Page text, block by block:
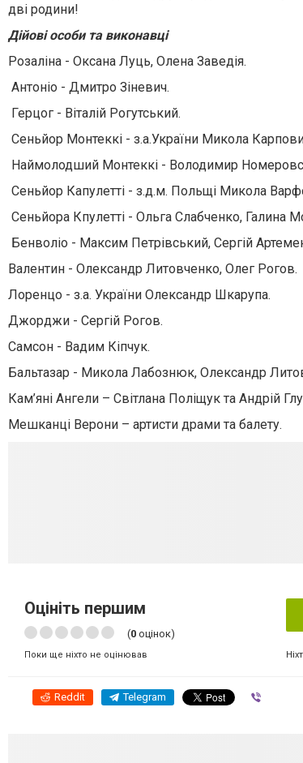
дві родини!
Дійові особи та виконавці
Розаліна - Оксана Луць, Олена Заведія.
Антоніо - Дмитро Зіневич.
Герцог - Віталій Рогутський.
Сеньйор Монтеккі - з.а.України Микола
Наймолодший Монтеккі - Володимир
Сеньйор Капулетті - з.д.м. Польщі Микола
Сеньйора Кпулетті - Ольга Слабченко, Галина
Бенволіо - Максим Петрівський, Сергій
Валентин - Олександр Литовченко, Олег Рогов.
Лоренцо - з.а. України Олександр Шкарупа.
Джорджи - Сергій Рогов.
Самсон - Вадим Кіпчук.
Бальтазар - Микола Лабознюк, Олександр
Кам’яні Ангели – Світлана Поліщук та Андрій
Мешканці Верони – артисти драми та балету.
Оцініть першим
(0 оцінок)
Поки ще ніхто не оцінював
Reddit Telegram